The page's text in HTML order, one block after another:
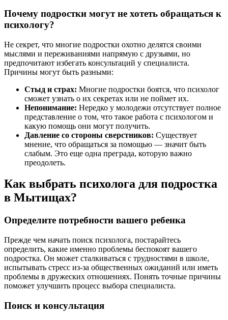
Почему подростки могут не хотеть обращаться к
психологу?
Не секрет, что многие подростки охотно делятся своими
мыслями и переживаниями напрямую с друзьями, но
предпочитают избегать консультаций у специалиста.
Причины могут быть разными:
Стыд и страх: Многие подростки боятся, что психолог
сможет узнать о их секретах или не поймет их.
Непонимание: Нередко у молодежи отсутствует полное
представление о том, что такое работа с психологом и
какую помощь они могут получить.
Давление со стороны сверстников: Существует
мнение, что обращаться за помощью — значит быть
слабым. Это еще одна преграда, которую важно
преодолеть.
Как выбрать психолога для подростка
в Мытищах?
Определите потребности вашего ребенка
Прежде чем начать поиск психолога, постарайтесь
определить, какие именно проблемы беспокоят вашего
подростка. Он может сталкиваться с трудностями в школе,
испытывать стресс из-за общественных ожиданий или иметь
проблемы в дружеских отношениях. Понять точные причины
поможет улучшить процесс выбора специалиста.
Поиск и консультация